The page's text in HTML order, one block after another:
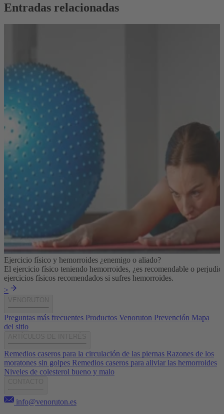
Entradas relacionadas
Ejercicio físico y hemorroides ¿enemigo o aliado?
El ejercicio físico teniendo hemorroides, ¿es recomendable o
ejercicios físicos recomendados si sufres hemorroides.
>
Preguntas más frecuentes Productos Venoruton Prevención Mapa
del sitio
Remedios caseros para la circulación de las piernas Razones de los
moratones sin golpes Remedios caseros para aliviar las hemorroides
Niveles de colesterol bueno y malo
info@venoruton.es